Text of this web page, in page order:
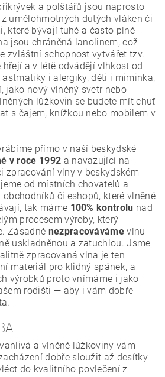
a polštářů jsou naprosto
umělohmotných dutých vláken či
které bývají tuhé a často plné
jsou chráněná lanolinem, což
zvláštní schopnost vytvářet tzv.
hřejí a v létě odvádějí vlhkost od
i alergiky, děti i miminka,
jako nový vlněný svetr nebo
lůžkovin se budete mít chuť
s čajem, knížkou nebo mobilem v
přímo v naší beskydské
v roce 1992 a navazující na
zpracování vlny v beskydském
od místních chovatelů a
či eshopů, které vlněné
tak máme 100% kontrolu nad
procesem výroby, který
Zásadně nezpracováváme vlnu
uskladněnou a zatuchlou. Jsme
zpracovaná vlna je ten
materiál pro klidný spánek, a
výrobků proto vnímáme i jako
rodišti — aby i vám dobře
a vlněné lůžkoviny vám
dobře sloužit až desítky
do kvalitního povlečení z